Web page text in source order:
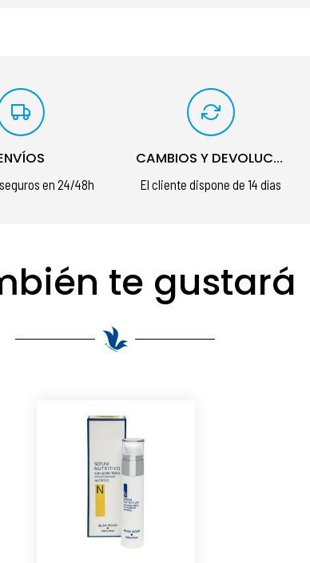
en 24/48h
CAMBIOS Y DEVOLUCIONES
El cliente dispone de 14 días
te gustará